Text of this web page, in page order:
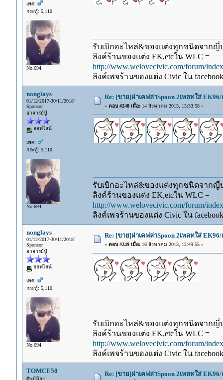
เพศ:
กระทู้: 5,110
No.694
รับเบิกอะไหล่&ของแต่งทุกชนิดจากญี่
ลิงค์ร้านของแต่ง EK,etcใน WLC =
http://www.welovecivic.com/forum/
ลิงค์เพจร้านของแต่ง Civic ใน
nonglays
01/12/2017-30/11/2018'
Sponsor
อาจารย์ปู่
ออฟไลน์
เพศ:
กระทู้: 5,110
No.694
Re: [ขาย]ฝาเคฟล่าSpoon 2เพลทใส่
« ตอบ #248 เมื่อ:14 สิงหาคม 2013, 13:33:58 »
รับเบิกอะไหล่&ของแต่งทุกชนิดจากญี่
ลิงค์ร้านของแต่ง EK,etcใน WLC =
http://www.welovecivic.com/forum/
ลิงค์เพจร้านของแต่ง Civic ใน
nonglays
01/12/2017-30/11/2018'
Sponsor
อาจารย์ปู่
ออฟไลน์
เพศ:
กระทู้: 5,110
No.694
Re: [ขาย]ฝาเคฟล่าSpoon 2เพลทใส่
« ตอบ #249 เมื่อ:16 สิงหาคม 2013, 12:49:55 »
รับเบิกอะไหล่&ของแต่งทุกชนิดจากญี่
ลิงค์ร้านของแต่ง EK,etcใน WLC =
http://www.welovecivic.com/forum/
ลิงค์เพจร้านของแต่ง Civic ใน
TOMCE50
ศิษย์น้อง
Re: [ขาย]ฝาเคฟล่าSpoon 2เพลทใส่